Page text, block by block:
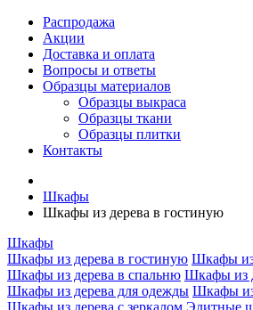
Распродажа
Акции
Доставка и оплата
Вопросы и ответы
Образцы материалов
Образцы выкраса
Образцы ткани
Образцы плитки
Контакты
Шкафы
Шкафы из дерева в гостиную
Шкафы
Шкафы из дерева в гостиную Шкафы из
Шкафы из дерева в спальню Шкафы из
Шкафы из дерева для одежды Шкафы из
Шкафы из дерева с зеркалом Элитные